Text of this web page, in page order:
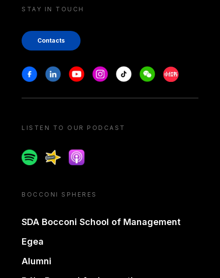
STAY IN TOUCH
Contacts
Stay in touch
FacebookLinkedinYoutubeInstagram
Tiktok WeechatXiaohongshu/
LISTEN TO OUR PODCAST
SpotifySpreakerApple podcast
BOCCONI SPHERES
SDA Bocconi School of Management
Egea
Alumni